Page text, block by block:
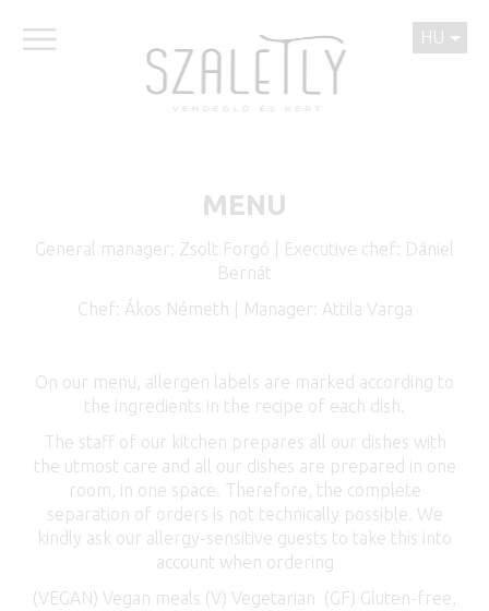
HU
MENU
General manager: Zsolt Forgó | Executive chef: Dániel
Bernát
Chef: Ákos Németh | Manager: Attila Varga
On our menu, allergen labels are marked according to
the ingredients in the recipe of each dish.
The staff of our kitchen prepares all our dishes with
the utmost care and all our dishes are prepared in one
room, in one space. Therefore, the complete
separation of orders is not technically possible. We
kindly ask our allergy-sensitive guests to take this into
account when ordering
(VEGAN) Vegan meals (V) Vegetarian (GF) Gluten-free,